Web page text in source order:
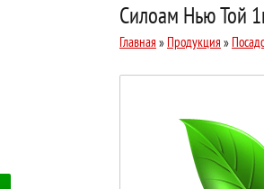
Силоам Нью Той
Главная » Продукция »